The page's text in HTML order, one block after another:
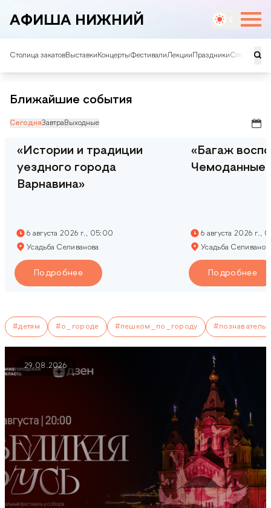
АФИША НИЖНИЙ
Столица закатовВыставкиКонцертыФестивалиЛекции ПраздникиСпорт
Ближайшие события
СегодняЗавтраВыходные
«Истории и традиции
уездного города
Варнавина»
6 августа 2026 г., 05:00
Усадьба Селиванова
Подробнее
«Багаж
Чемоданные
6 августа 2026 г.,
Усадьба
Подробнее
#детям #о_городе #пешком_по_городу
29.08.2026